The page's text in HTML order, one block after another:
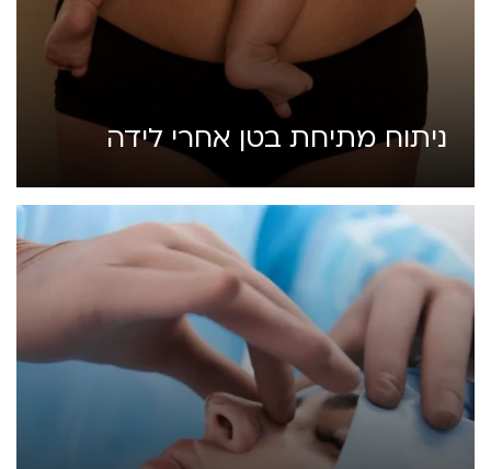
ניתוח מתיחת בטן אחרי לידה